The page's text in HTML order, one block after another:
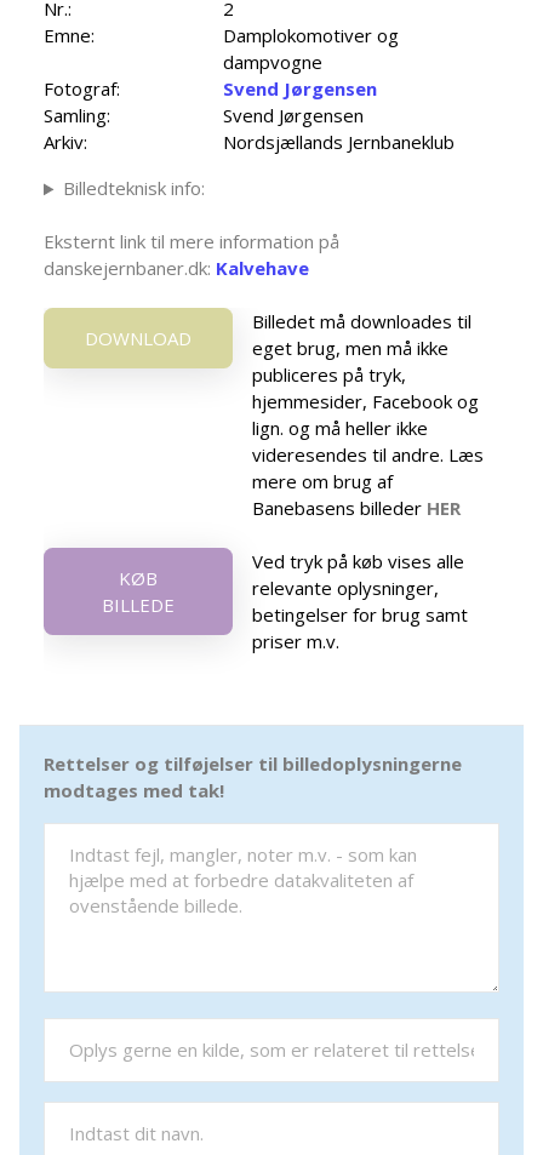
Nr.:
2
Emne:
Damplokomotiver og
dampvogne
Fotograf:
Svend Jørgensen
Samling:
Svend Jørgensen
Arkiv:
Nordsjællands Jernbaneklub
Billedteknisk info:
Eksternt link til mere information på
danskejernbaner.dk: Kalvehave
DOWNLOAD
Billedet må downloades til
eget brug, men må ikke
publiceres på tryk,
hjemmesider, Facebook og
lign. og må heller ikke
videresendes til andre. Læs
mere om brug af
Banebasens billeder HER
KØB
BILLEDE
Ved tryk på køb vises alle
relevante oplysninger,
betingelser for brug samt
priser m.v.
Rettelser og tilføjelser til billedoplysningerne
modtages med tak!